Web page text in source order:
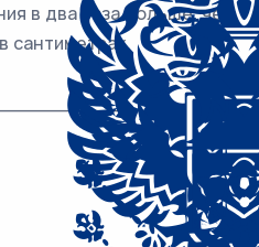
в два раза больше, чем
сантиметрах.